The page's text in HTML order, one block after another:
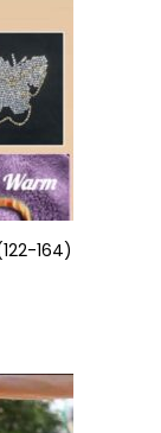
164)